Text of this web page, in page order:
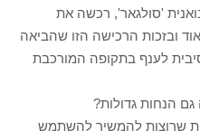
'סולגאר', רכשה את
ובזכות הרכישה הזו שהביאה
לענף בתקופה המורכבת
הנחות גדולות?
שרוצות להמשיך להשתמש